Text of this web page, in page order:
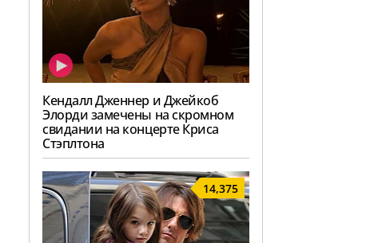
Кендалл Дженнер и Джейкоб
Элорди замечены на скромном
свидании на концерте Криса
Стэплтона
14,375